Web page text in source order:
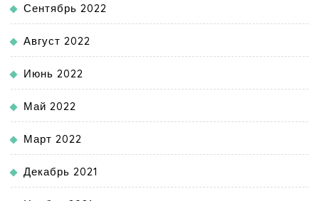
Сентябрь 2022
Август 2022
Июнь 2022
Май 2022
Март 2022
Декабрь 2021